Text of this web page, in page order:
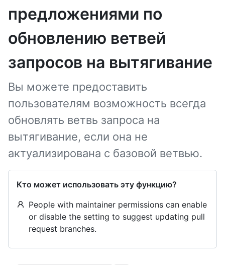
предложениями по
обновлению ветвей
запросов на вытягивание
Вы можете предоставить
пользователям возможность всегда
обновлять ветвь запроса на
вытягивание, если она не
актуализирована с базовой ветвью.
Кто может использовать эту функцию?
People with maintainer permissions can enable
or disable the setting to suggest updating pull
request branches.